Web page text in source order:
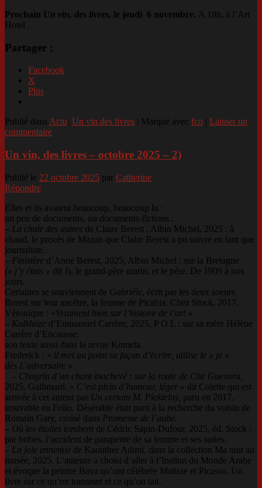
Prochain Un vin, des livres, le jeudi 6 novembre. A 18h, à l’Art
Hotel .
Partager :
Facebook
X
Plus
Publié dans Actu, Un vin des livres | Marqué avec fco | Laisser un
commentaire
Un vin, des livres – octobre 2025 – 2)
Publié le 22 octobre 2025 par Catherine
Répondre
Elles et ils avaient beaucoup, beaucoup lu :
un peu de documents, ou documents-fictions :
– La chair des autres de Claire Berest , Albin Michel, 2025 : à
chaud, le procès de Mazan que Claire Berest a pu suivre en tant que
journaliste.
– Finistère d’Anne Berest, 2025, Albin Michel : sur la Bretagne
(« j’y étais » dit J), le grand-père marin, et le père. De 1909 à nos
jours.
Certaines se souviennent de Gabriële, écrit par les deux soeurs
Berest sur leur ancêtre, la femme de Picabia. Chez Stock, 2017.
Véronique : »Vraiment bien sur l’histoire de l’art »
– Kolkhoze d’Emmanuel Carrère, 2025, P O L : sur sa mère Hélène
Carrère d’Encausse.
son texte aussi dans la revue Kometa.
Frederick : « il met au point sa façon d’écrire, utilise le « je »
dès L’adversaire »
– Chagrin d’un chant inachevé : sur la route de Che Guevara,
2025, Gallimard. « C’est plein d’humour, léger » dit Colette qui est
arrivée à cet auteur par Un certain M. Piekielny, paru en 2017,
trouvable en Folio. Désérable était parti à la recherche du voisin de
Romain Gary, croisé dans Promesse de l’aube.
– Où les étoiles tombent de Cédric Sapin-Dufour, 2025, éd. Stock :
par bribes, l’accident de parapente de sa femme et ses suites.
– La joie ennemie de Kaouther Adimi, dans la collection Ma nuit au
musée, 2025. L’auteure a choisi d’aller à l’Institut du Monde Arabe
et évoque la peintre Baya qu’ont célébrée Matisse et Picasso. Un
livre sur ce qu’on transmet et ce qu’on tait.